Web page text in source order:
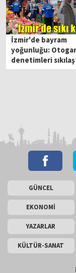
İzmir'de bayram
yoğunluğu:
denetimleri
GÜNCEL
EKONOMİ
YAZARLAR
KÜLTÜR-SANAT